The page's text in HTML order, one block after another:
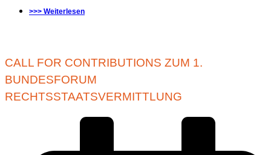
>>> Weiterlesen
CALL FOR CONTRIBUTIONS ZUM 1.
BUNDESFORUM
RECHTSSTAATSVERMITTLUNG